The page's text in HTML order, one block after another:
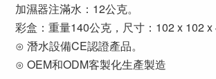
加濕器注滿水：12公克。
彩盒：重量140公克，尺寸：102 x 102 x
⊙ 潛水設備CE認證產品。
⊙ OEM和ODM客製化生產製造